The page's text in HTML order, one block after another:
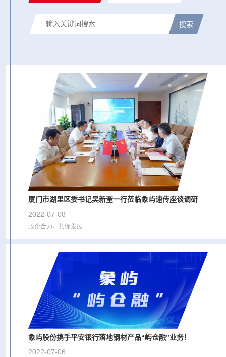
厦门市湖里区委书记吴新奎一行莅临象屿速传座谈调研
2022-07-08
政企合力，共促发展
象屿股份携手平安银行落地钢材产品“屿仓融”业务！
2022-07-06